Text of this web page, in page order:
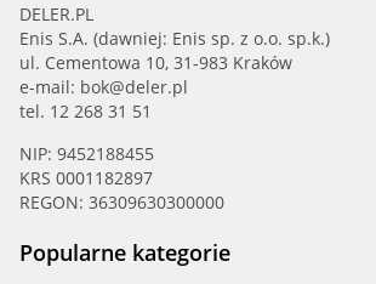
DELER.PL
Enis S.A. (dawniej: Enis sp. z o.o. sp.k.)
ul. Cementowa 10, 31-983 Kraków
e-mail: bok@deler.pl
tel. 12 268 31 51
NIP: 9452188455
KRS 0001182897
REGON: 36309630300000
Popularne kategorie